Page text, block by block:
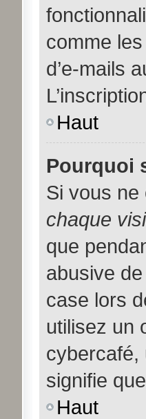
comme
d’e-mails
Haut
Pourquoi
Si vous
chaque
que
abusive
case lors
utilisez un
cybercafé,
signifie
Haut